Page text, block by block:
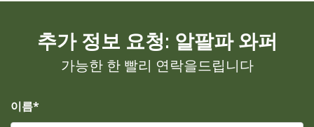
추가 정보 요청: 알팔파 와퍼
가능한 한 빨리 연락을드립니다
이름*